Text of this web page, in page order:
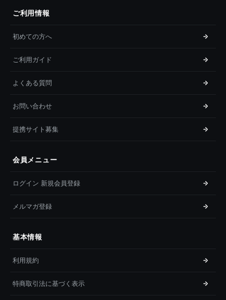
ご利用情報
初めての方へ
ご利用ガイド
よくある質問
お問い合わせ
提携サイト募集
会員メニュー
ログイン 新規会員登録
メルマガ登録
基本情報
利用規約
特商取引法に基づく表示